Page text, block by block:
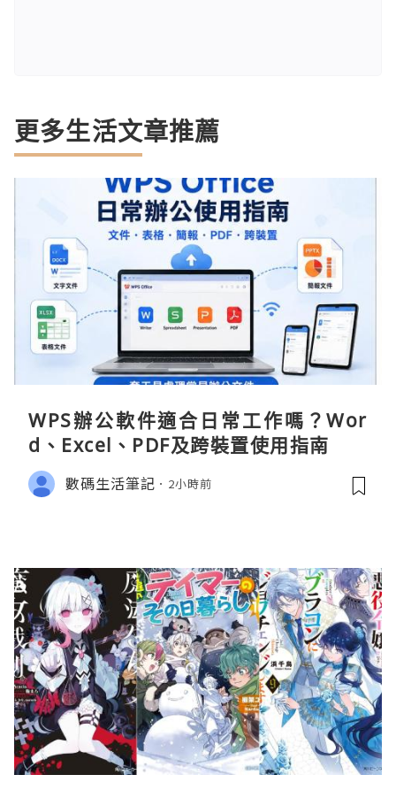
更多生活文章推薦
WPS辦公軟件適合日常工作嗎？Wor
d、Excel、PDF及跨裝置使用指南
數碼生活筆記 2小時前